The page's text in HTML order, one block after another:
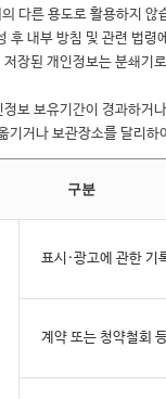
다른 용도로 활용하지 않
후 내부 방침 및 관련 법
장된 개인정보는 분쇄기
보 보유기간이 경과하
기거나 보관장소를 달리하
구분
표시·광고에 관한 기
계약 또는 청약철회